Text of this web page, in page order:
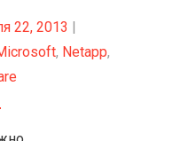
22, 2013 |
, Netapp,